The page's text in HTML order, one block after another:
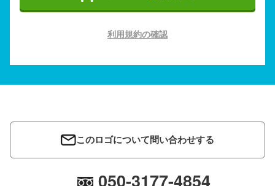
利用規約の確認
このロゴについて問い合わせする
050-3177-4854